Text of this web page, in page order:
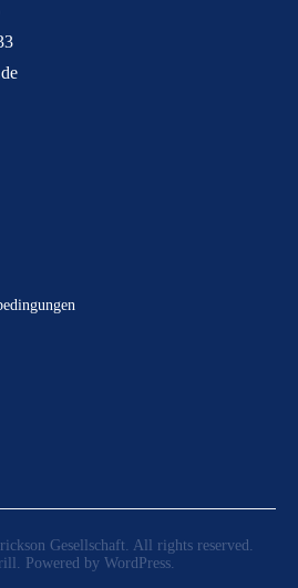
Gesellschaft. All rights reserved.
Powered by WordPress.